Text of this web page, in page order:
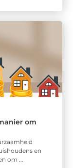
om
en
om ...